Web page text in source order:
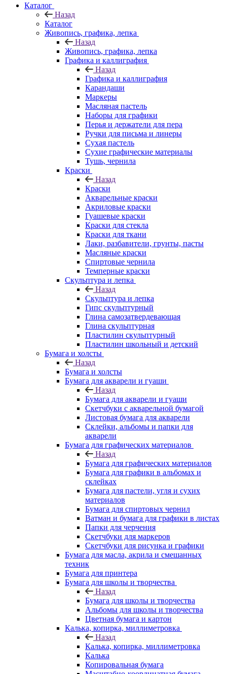
Каталог
Назад
Каталог
Живопись, графика, лепка
Назад
Живопись, графика, лепка
Графика и каллиграфия
Назад
Графика и каллиграфия
Карандаши
Маркеры
Масляная пастель
Наборы для графики
Перья и держатели для пера
Ручки для письма и линеры
Сухая пастель
Сухие графические материалы
Тушь, чернила
Краски
Назад
Краски
Акварельные краски
Акриловые краски
Гуашевые краски
Краски для стекла
Краски для ткани
Лаки, разбавители, грунты, пасты
Масляные краски
Спиртовые чернила
Темперные краски
Скульптура и лепка
Назад
Скульптура и лепка
Гипс скульптурный
Глина самозатвердевающая
Глина скульптурная
Пластилин скульптурный
Пластилин школьный и детский
Бумага и холсты
Назад
Бумага и холсты
Бумага для акварели и гуаши
Назад
Бумага для акварели и гуаши
Скетчбуки с акварельной бумагой
Листовая бумага для акварели
Склейки, альбомы и папки для
акварели
Бумага для графических материалов
Назад
Бумага для графических материалов
Бумага для графики в альбомах и
склейках
Бумага для пастели, угля и сухих
материалов
Бумага для спиртовых чернил
Ватман и бумага для графики в листах
Папки для черчения
Скетчбуки для маркеров
Скетчбуки для рисунка и графики
Бумага для масла, акрила и смешанных
техник
Бумага для принтера
Бумага для школы и творчества
Назад
Бумага для школы и творчества
Альбомы для школы и творчества
Цветная бумага и картон
Калька, копирка, миллиметровка
Назад
Калька, копирка, миллиметровка
Калька
Копировальная бумага